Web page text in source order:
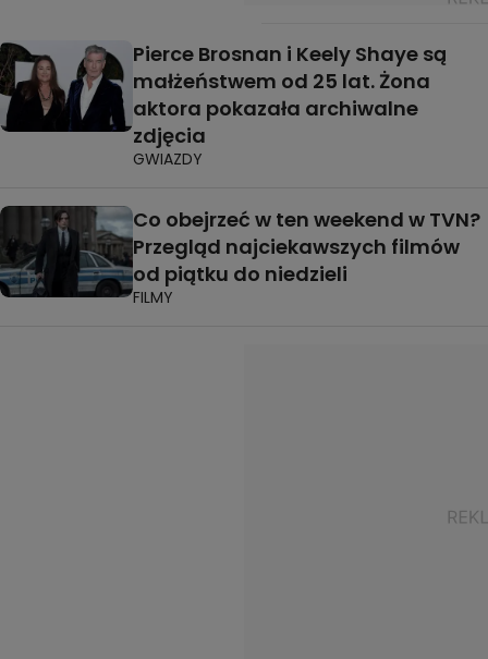
Pierce Brosnan i Keely Shaye są
małżeństwem od 25 lat. Żona
aktora pokazała archiwalne
zdjęcia
GWIAZDY
Co obejrzeć w ten weekend w TVN?
Przegląd najciekawszych filmów
od piątku do niedzieli
FILMY